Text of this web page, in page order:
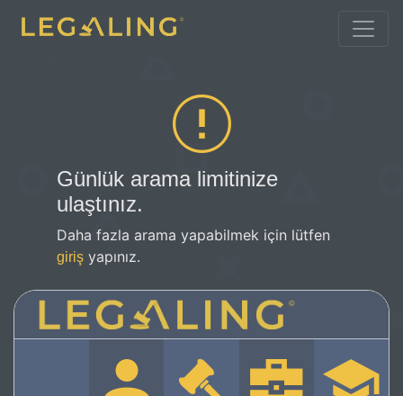
Günlük arama limitinize
ulaştınız.
Daha fazla arama yapabilmek için lütfen
giriş yapınız.